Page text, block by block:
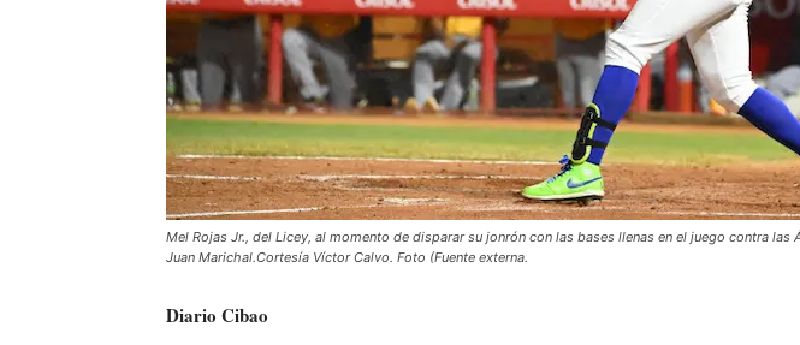
Mel Rojas Jr., del Licey, al momento de disparar su jonrón con las bases llenas en el juego contra las
Juan Marichal.Cortesía Víctor Calvo. Foto (Fuente externa.
Diario Cibao